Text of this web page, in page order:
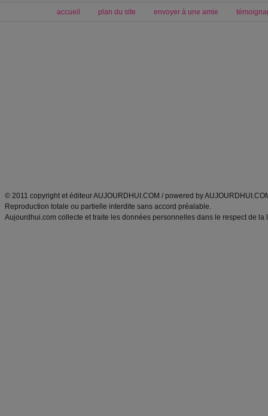
accueil plan du site envoyer à une amie
© 2011 copyright et éditeur AUJOURDHUI.COM / powered by
Reproduction totale ou partielle interdite sans accord préalable.
Aujourdhui.com collecte et traite les données personnelles dans le respect de